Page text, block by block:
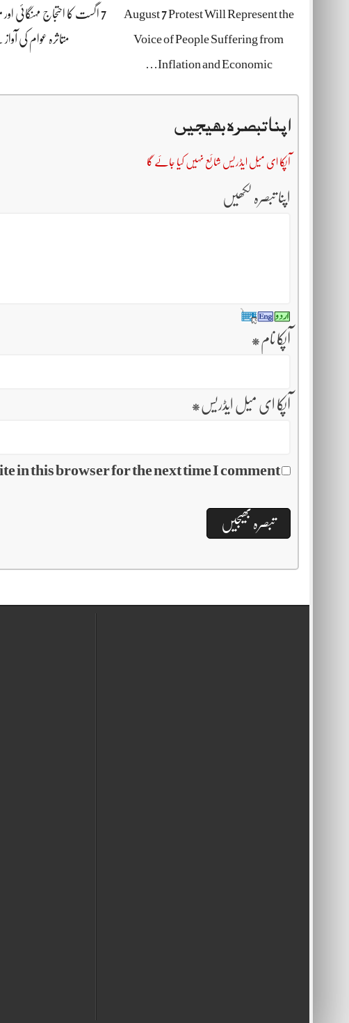
August 7 Protest Will Represent the
Voice of People Suffering from
Inflation and Economic…
7 اگست کا احتجاج مہنگائی
متاثرہ عوام کی
اپنا تبصرہ بھیجیں
آپکا ای میل ایڈریس شائع نہیں کیا جائے گا
اپنا تبصرہ لکھیں
آپکا نام *
آپکا ای میل ایڈریس *
in this browser for the next time I comment.